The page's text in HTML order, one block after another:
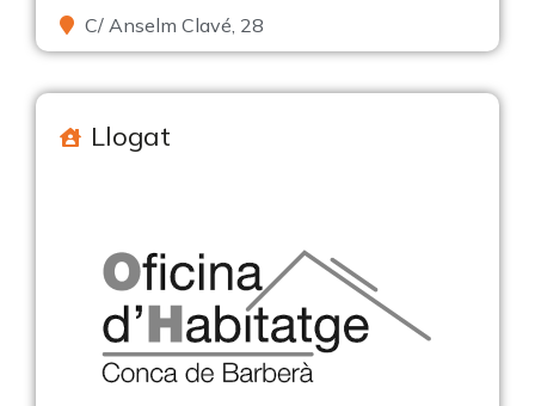
C/ Anselm Clavé, 28
Llogat